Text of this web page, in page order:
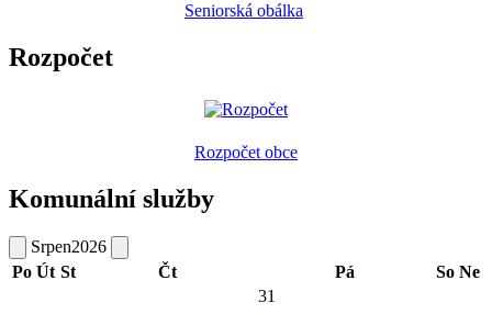
Seniorská obálka
Rozpočet
Rozpočet obce
Komunální služby
Srpen2026
Po Út St Čt Pá So Ne
31